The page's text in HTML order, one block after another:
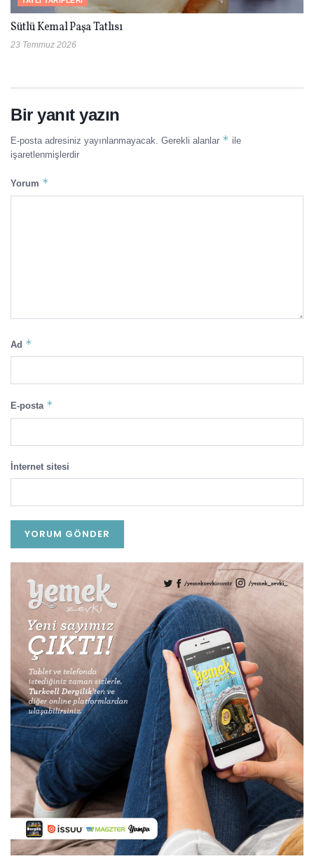
Sütlü Kemal Paşa Tatlısı
23 Temmuz 2026
Bir yanıt yazın
E-posta adresiniz yayınlanmayacak. Gerekli alanlar * ile
işaretlenmişlerdir
Yorum *
Ad *
E-posta *
İnternet sitesi